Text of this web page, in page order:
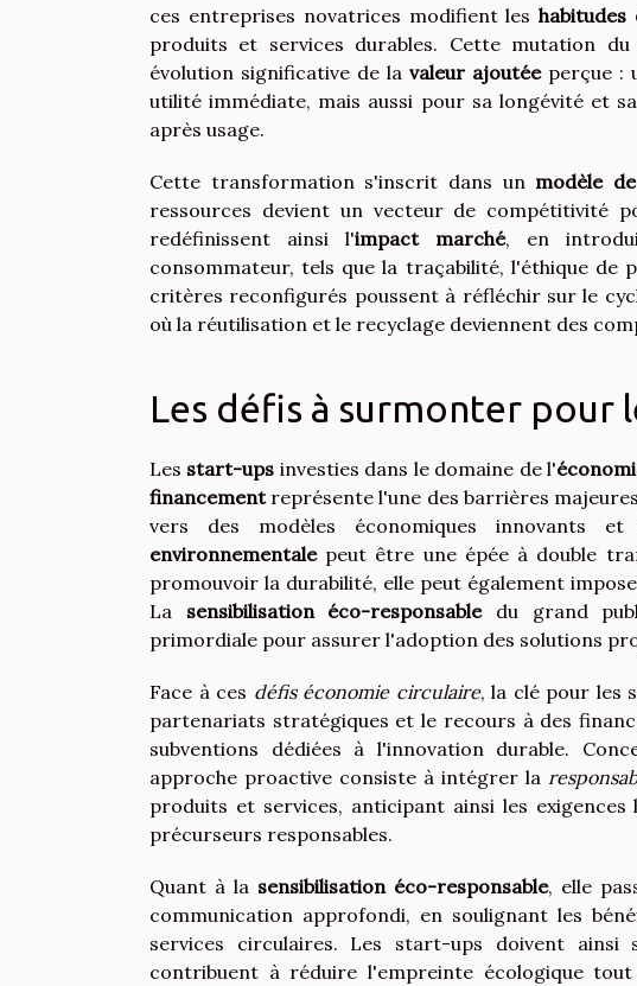
ces entreprises novatrices modifient leshabitudes
produits et services durables. Cette mutation
évolution significative de la valeur ajoutéeperçue :
utilité immédiate, mais aussi pour sa longévité et
après usage.
Cette transformation s'inscrit dans un modèle
ressources devient un vecteur de compétitivité
redéfinissent ainsi l'impact marché, en
consommateur, tels que la traçabilité, l'éthique de
critères reconfigurés poussent à réfléchir sur le
où la réutilisation et le recyclage deviennent des
Les défis à surmonter pour
Les start-ups investies dans le domaine de l'
financementreprésente l'une des barrières
vers des modèles économiques innovants
environnementalepeut être une épée à double
promouvoir la durabilité, elle peut également
La sensibilisation éco-responsabledu grand
primordiale pour assurer l'adoption des solutions
Face à ces défis économie circulaire, la clé pour les
partenariats stratégiques et le recours à des
subventions dédiées à l'innovation durable.
approche proactive consiste à intégrer la
produits et services, anticipant ainsi les
précurseurs responsables.
Quant à la sensibilisation éco-responsable, elle
communication approfondi, en soulignant les
services circulaires. Les start-ups doivent
contribuent à réduire l'empreinte écologique